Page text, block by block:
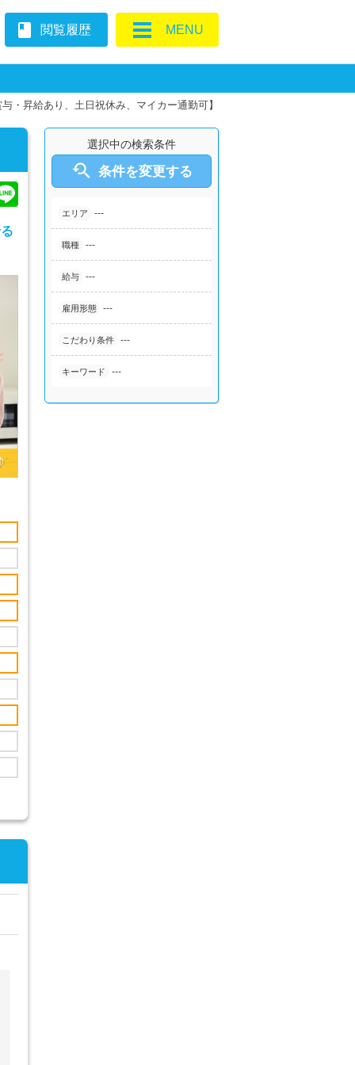
MENU
book 閲覧履歴
・昇給あり、土日祝休み、マイカー通勤可】
選択中の検索条件
 条件を変更する
エリア ---
職種 ---
給与 ---
雇用形態 ---
こだわり条件 ---
キーワード ---